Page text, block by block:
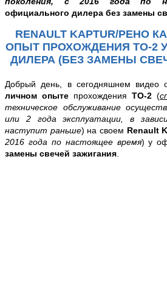
официального дилера без замены
RENAULT KAPTUR/РЕНО
ОПЫТ ПРОХОЖДЕНИЯ ТО-2
ДИЛЕРА (БЕЗ ЗАМЕНЫ
Добрый день, в сегодняшнем видео
личном опыте прохождения ТО-2 (
техническое обслуживание
или 2 года эксплуатации, в
наступит раньше) на своем Renault
2016 года по настоящее время) у
замены свечей зажигания